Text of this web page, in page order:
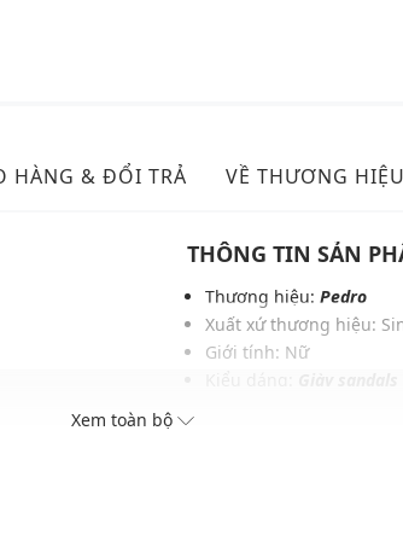
HÀNG & ĐỔI TRẢ VỀ THƯƠNG HIỆU
THÔNG TIN SẢN
Thương hiệu: Pedro
Xuất xứ thương hiệu:
Giới tính: Nữ
Xem toàn bộ